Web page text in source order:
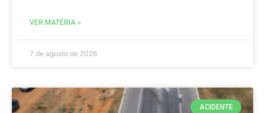
VER MATÉRIA »
7 de agosto de 2026
ACIDENTE